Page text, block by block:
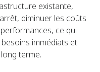
existante,
diminuer les coûts
ce qui
immédiats et
terme.